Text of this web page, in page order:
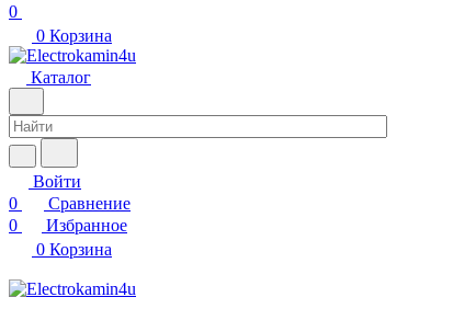
0
0 Корзина
Каталог
Войти
0
Сравнение
0
Избранное
0 Корзина